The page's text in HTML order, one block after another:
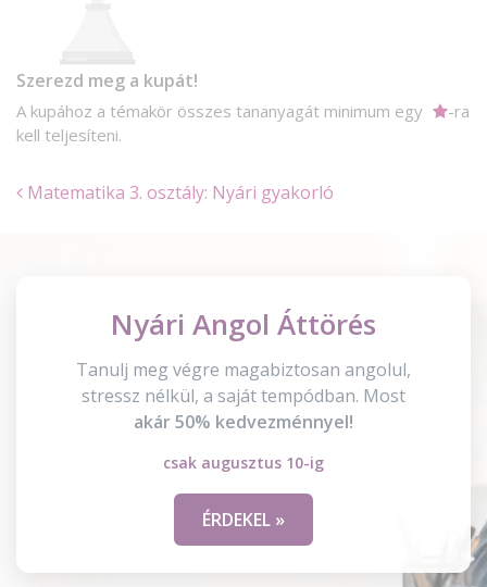
Szerezd meg a kupát!
A kupához a témakör összes tananyagát minimum egy
-ra
kell teljesíteni.
Matematika 3. osztály: Nyári gyakorló
Nyári Angol Áttörés
Tanulj meg végre magabiztosan angolul,
stressz nélkül, a saját tempódban. Most
akár 50% kedvezménnyel!
csak augusztus 10-ig
ÉRDEKEL »